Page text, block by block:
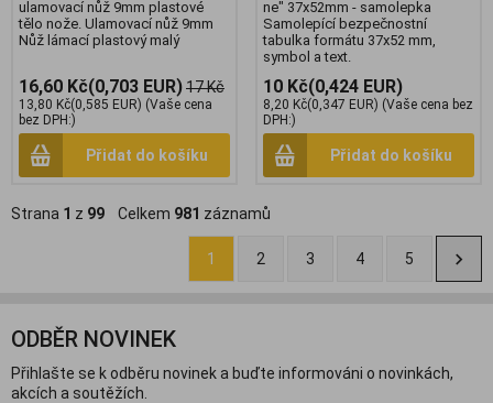
ulamovací nůž 9mm plastové
tělo nože. Ulamovací nůž 9mm
Nůž lámací plastový malý
16,60 Kč(0,703 EUR)17 Kč
13,80 Kč(0,585 EUR) (Vaše cena
bez DPH:)
Přidat do košíku
ne" 37x52mm - samolepka
Samolepící bezpečnostní
tabulka formátu 37x52 mm,
symbol a text.
10 Kč(0,424 EUR)
8,20 Kč(0,347 EUR) (Vaše cena bez
DPH:)
Přidat do košíku
Strana 1 z 99 Celkem 981 záznamů
1 2 3 4 5
ODBĚR NOVINEK
Přihlašte se k odběru novinek a buďte informováni o novinkách,
akcích a soutěžích.